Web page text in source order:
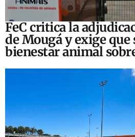
FeC critica la
de Mougá y exige que
bienestar animal